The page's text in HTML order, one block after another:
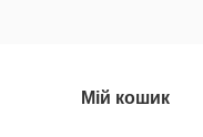
Мій кошик